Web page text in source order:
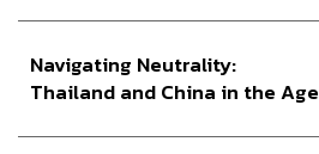
Navigating Neutrality:
Thailand and China in the Age